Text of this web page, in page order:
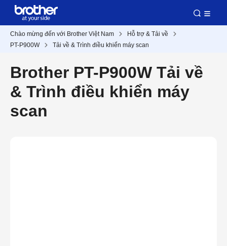
Chào mừng đến với Brother Việt Nam
Hỗ trợ & Tải về
PT-P900W
Tải về & Trình điều khiển máy scan
Brother PT-P900W Tải về
& Trình điều khiển máy
scan